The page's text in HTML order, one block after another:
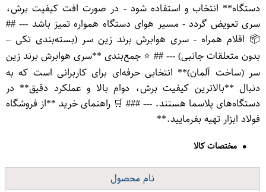
دستگاه** انتخاب و استفاده شود - در صورت افت کیفیت برش،
سری تعویض گردد - مسیر هوای دستگاه همواره تمیز باشد --- ##
📦 اقلام همراه - سری هوابرش برند زین سر (بسته‌بندی تکی –
بدون متعلقات جانبی) --- ## ⭐ جمع‌بندی **سری هوابرش برند زین
سر (ساخت آلمان)** انتخابی حرفه‌ای برای کاربرانی است که به
دنبال **بالاترین کیفیت برش، دوام بالا و عملکرد دقیق** در
دستگاه‌های پلاسما هستند. --- ### 🛒 راهنمای خرید **از فروشگاه
فولاد ابزار تهیه بفرمایید.**
مختصات کالا
نام محصول